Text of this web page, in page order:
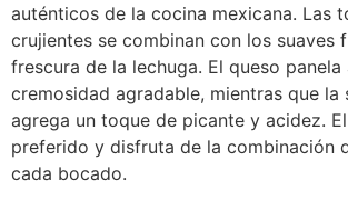
auténticos de la cocina mexicana. Las
crujientes se combinan con los suaves
frescura de la lechuga. El queso
cremosidad agradable, mientras que la
agrega un toque de picante y acidez.
preferido y disfruta de la combinación
cada bocado.